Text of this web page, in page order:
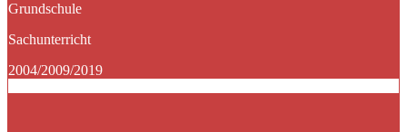
Grundschule
Sachunterricht
2004/2009/2019